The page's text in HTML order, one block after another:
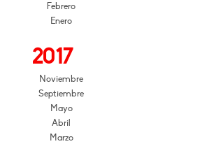
Febrero
Enero
2017
Noviembre
Septiembre
Mayo
Abril
Marzo